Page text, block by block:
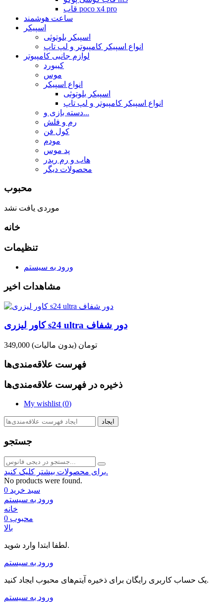
قاب poco x4 pro
ساعت هوشمند
اسپیکر
اسپیکر بلوتوثی
انواع اسپیکر کامپیوتر و لپ تاپ
لوازم جانبی کامپیوتر
کیبورد
موس
انواع اسپیکر
اسپیکر بلوتوثی
انواع اسپیکر کامپیوتر و لپ تاپ
دسته بازی و...
رم و فلش
کول فن
مودم
پد موس
هاب و رم ریدر
محصولات دیگر
محبوب
موردی یافت نشد
خانه
تنظیمات
ورود به سیستم
مشاهدات اخیر
کاور لیزری s24 ultra دور شفاف
349,000 تومان (بدون مالیات)
فهرست علاقه‌مندی‌ها
ذخیره در فهرست علاقه‌مندی‌ها
My wishlist (0)
ایجاد
جستجو
برای محصولات بیشتر کلیک کنید.
No products were found.
سبد خرید 0
ورود به سیستم
خانه
محبوب 0
بالا
لطفا ابتدا وارد شوید.
ورود به سیستم
یک حساب کاربری رایگان برای ذخیره آیتم‌های محبوب ایجاد کنید.
ورود به سیستم